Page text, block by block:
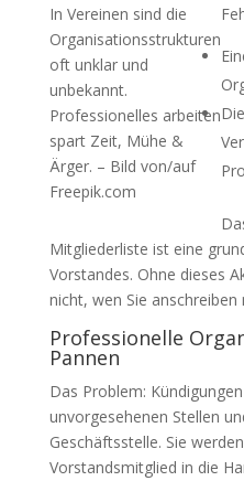
In Vereinen sind die
Organisationsstrukturen
oft unklar und
unbekannt.
Professionelles arbeiten
spart Zeit, Mühe &
Ärger. – Bild von/auf
Freepik.com
Mitgliederliste ist eine
Vorstandes. Ohne dieses
nicht, wen Sie
Professionelle
Pannen
Das Problem:
unvorgesehenen Stellen
Geschäftsstelle. Sie
Vorstandsmitglied in die